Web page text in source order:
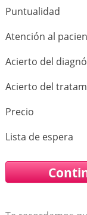
Puntualidad
Atención al
Acierto del
Acierto del
Precio
Lista de espera